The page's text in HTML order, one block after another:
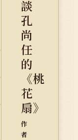
談
孔
尚
任
的
《桃
花
扇》
作
者